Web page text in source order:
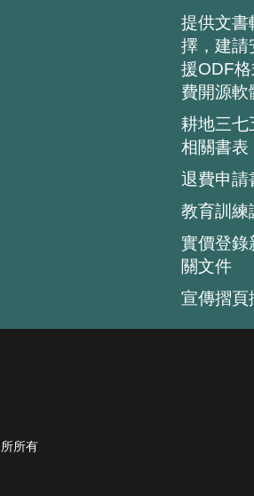
提供文書
擇，建請
援ODF
費開源軟
耕地三七
相關書表
退費申請
教育訓練
實價登錄
關文件
宣傳摺頁
所有